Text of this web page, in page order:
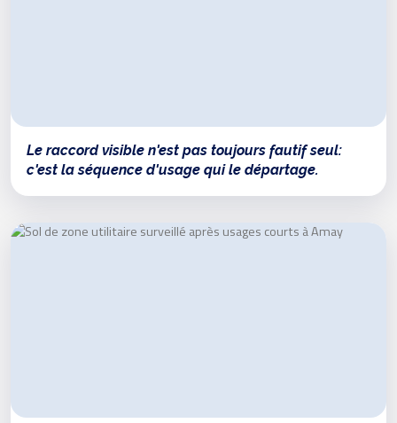
Le raccord visible n'est pas toujours fautif seul:
c'est la séquence d'usage qui le départage.